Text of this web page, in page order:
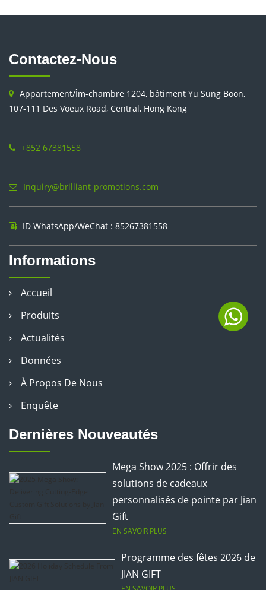
Contactez-Nous
Appartement/Îm-chambre 1204, bâtiment Yu Sung Boon,
107-111 Des Voeux Road, Central, Hong Kong
+852 67381558
Inquiry@brilliant-promotions.com
ID WhatsApp/WeChat : 85267381558
Informations
Accueil
Produits
Actualités
Données
À Propos De Nous
Enquête
Dernières Nouveautés
Mega Show 2025 : Offrir des
solutions de cadeaux
personnalisés de pointe par Jian
Gift
EN SAVOIR PLUS
Programme des fêtes 2026 de
JIAN GIFT